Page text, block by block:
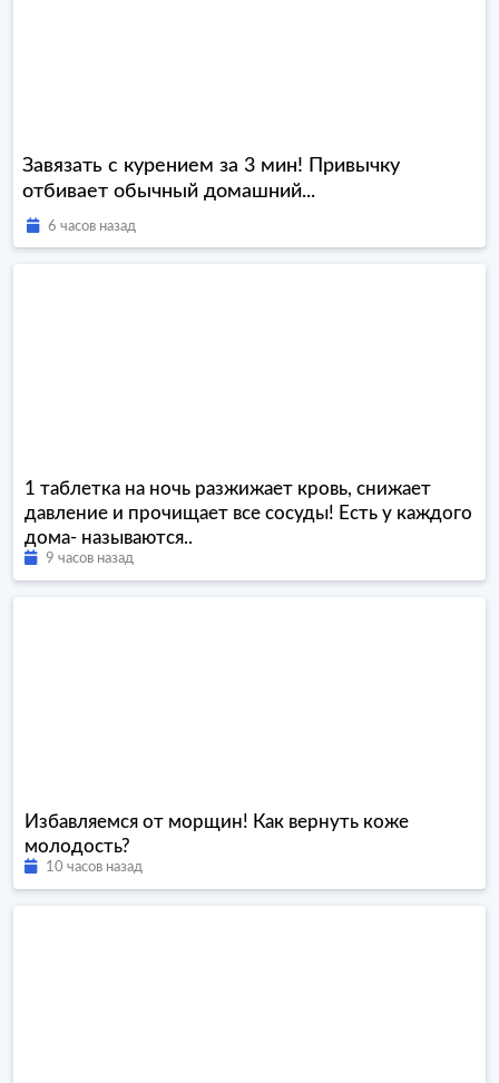
Завязать с курением за 3 мин! Привычку
отбивает обычный домашний...
6 часов назад
1 таблетка на ночь разжижает кровь, снижает
давление и прочищает все сосуды! Есть у каждого
дома- называются..
9 часов назад
Избавляемся от морщин! Как вернуть коже
молодость?
10 часов назад